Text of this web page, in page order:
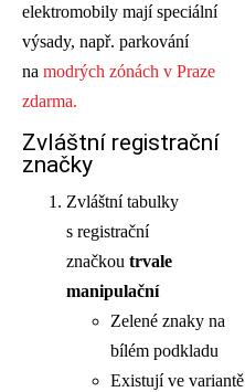
elektromobily mají speciální
výsady, např. parkování
na modrých zónách v Praze
zdarma.
Zvláštní registrační
značky
Zvláštní tabulky
s registrační
značkou trvale
manipulační
Zelené znaky na
bílém podkladu
Existují ve variantě